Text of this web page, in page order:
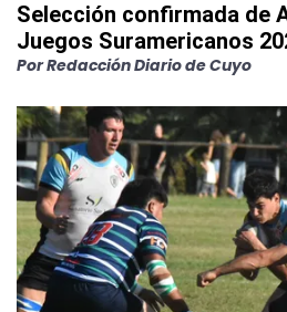
Selección confirmada de
Juegos Suramericanos
PorRedacción Diario de Cuyo